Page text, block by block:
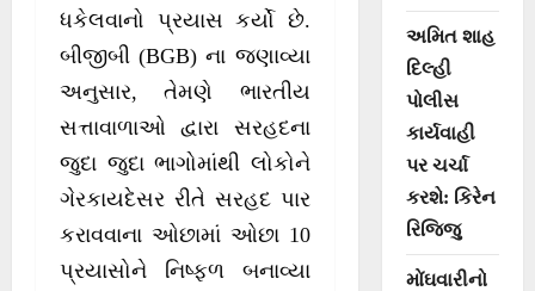
ધકેલવાનો પ્રયાસ કર્યો છે.
બીજીબી (BGB) ના જણાવ્યા
અનુસાર, તેમણે ભારતીય
સત્તાવાળાઓ દ્વારા સરહદના
જુદા જુદા ભાગોમાંથી લોકોને
ગેરકાયદેસર રીતે સરહદ પાર
કરાવવાના ઓછામાં ઓછા 10
પ્રયાસોને નિષ્ફળ બનાવ્યા
અમિત શાહ
દિલ્હી
પોલીસ
કાર્યવાહી
પર ચર્ચા
કરશે: કિરેન
રિજિજુ
મોંઘવારીનો